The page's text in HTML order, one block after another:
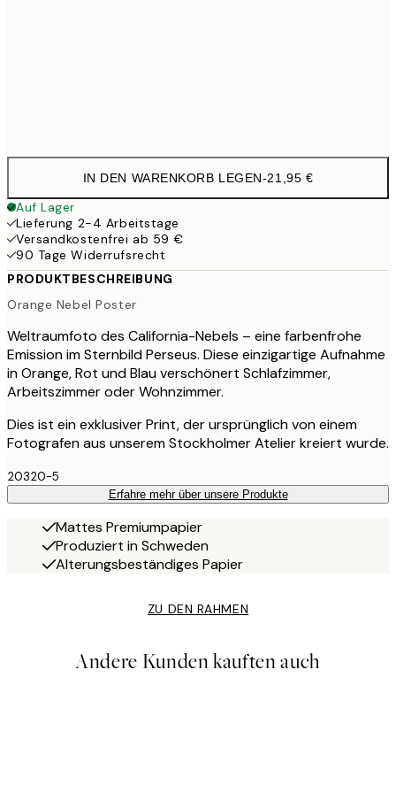
IN DEN WARENKORB LEGEN-21,95 €
Auf Lager
Lieferung 2-4 Arbeitstage
Versandkostenfrei ab 59 €
90 Tage Widerrufsrecht
PRODUKTBESCHREIBUNG
Orange Nebel Poster
Weltraumfoto des California-Nebels – eine farbenfrohe
Emission im Sternbild Perseus. Diese einzigartige Aufnahme
in Orange, Rot und Blau verschönert Schlafzimmer,
Arbeitszimmer oder Wohnzimmer.
Dies ist ein exklusiver Print, der ursprünglich von einem
Fotografen aus unserem Stockholmer Atelier kreiert wurde.
20320-5
Erfahre mehr über unsere Produkte
Mattes Premiumpapier
Produziert in Schweden
Alterungsbeständiges Papier
ZU DEN RAHMEN
Andere Kunden kauften auch